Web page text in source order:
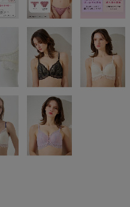
S-EF